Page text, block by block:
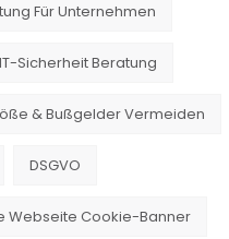
Für Unternehmen
Sicherheit Beratung
& Bußgelder Vermeiden
DSGVO
Webseite Cookie-Banner